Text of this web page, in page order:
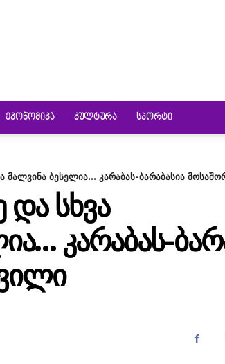
ᲔᲙᲝᲜᲝᲛᲘᲙᲐ ᲙᲣᲚᲢᲣᲠᲐ ᲡᲞᲝᲠᲢᲘ
მალვინა ბესელია... კარაბას-ბარაბასია
ᲓᲐ ᲡᲮᲕᲐ
ᲙᲐᲠᲐᲑᲐᲡ-